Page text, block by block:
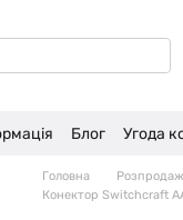
Блог Угода
Головна Розпродаж
Конектор Switchcraft